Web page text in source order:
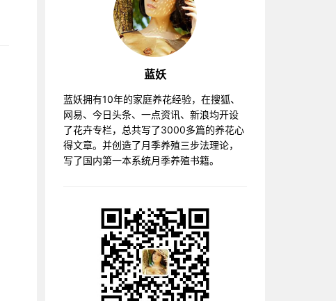
蓝妖
蓝妖拥有10年的家庭养花经验，在搜狐、
网易、今日头条、一点资讯、新浪均开设
了花卉专栏，总共写了3000多篇的养花心
得文章。并创造了月季养殖三步法理论，
写了国内第一本系统月季养殖书籍。